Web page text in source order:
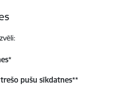
*
pušu sīkdatnes**